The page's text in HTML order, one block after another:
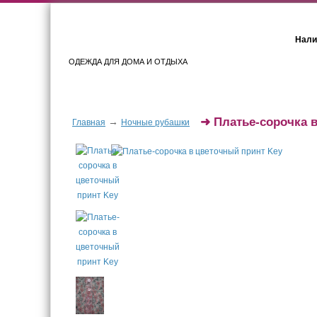
ОДЕЖДА ДЛЯ ДОМА И ОТДЫХА
Главная → Ночные рубашки ➜ Платье-сорочка